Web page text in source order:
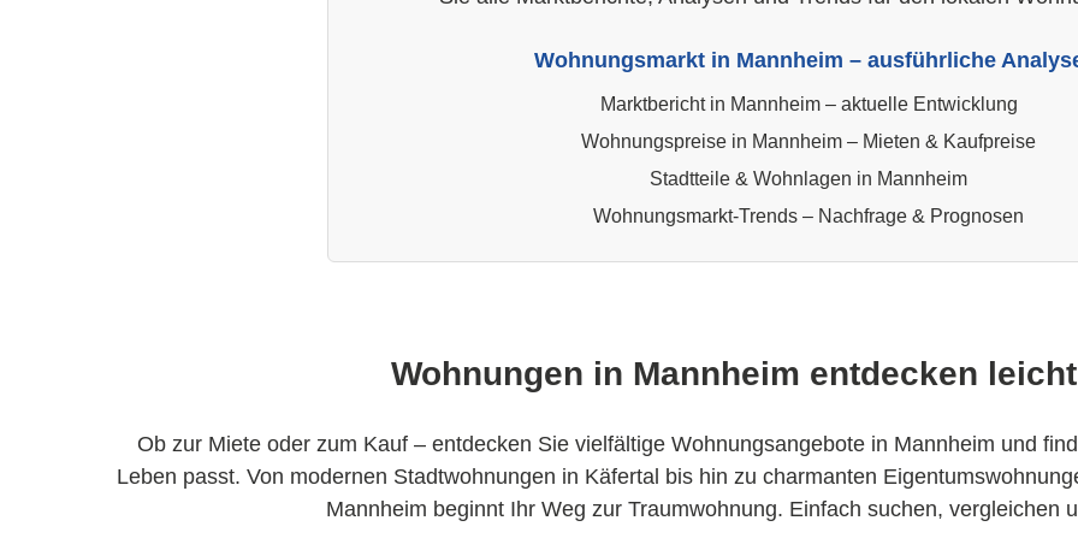
Wohnungsmarkt in Mannheim – ausführliche
Marktbericht in Mannheim – aktuelle Entwicklung
Wohnungspreise in Mannheim – Mieten & Kaufpreise
Stadtteile & Wohnlagen in Mannheim
Wohnungsmarkt-Trends – Nachfrage & Prognosen
Wohnungen in Mannheim entdecken
Ob zur Miete oder zum Kauf – entdecken Sie vielfältige Wohnungsangebote in Mannheim und
Leben passt. Von modernen Stadtwohnungen in Käfertal bis hin zu charmanten
Mannheim beginnt Ihr Weg zur Traumwohnung. Einfach suchen, vergleichen